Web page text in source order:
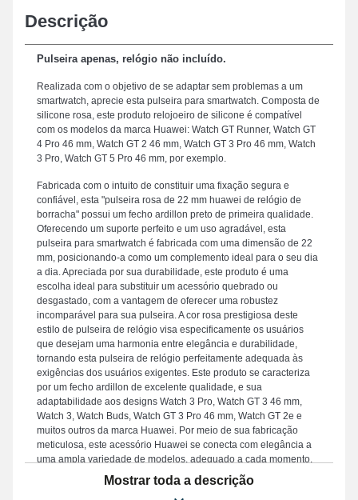
Descrição
Pulseira apenas, relógio não incluído.
Realizada com o objetivo de se adaptar sem problemas a um
smartwatch, aprecie esta pulseira para smartwatch. Composta de
silicone rosa, este produto relojoeiro de silicone é compatível
com os modelos da marca Huawei: Watch GT Runner, Watch GT
4 Pro 46 mm, Watch GT 2 46 mm, Watch GT 3 Pro 46 mm, Watch
3 Pro, Watch GT 5 Pro 46 mm, por exemplo.
Fabricada com o intuito de constituir uma fixação segura e
confiável, esta "pulseira rosa de 22 mm huawei de relógio de
borracha" possui um fecho ardillon preto de primeira qualidade.
Oferecendo um suporte perfeito e um uso agradável, esta
pulseira para smartwatch é fabricada com uma dimensão de 22
mm, posicionando-a como um complemento ideal para o seu dia
a dia. Apreciada por sua durabilidade, este produto é uma
escolha ideal para substituir um acessório quebrado ou
desgastado, com a vantagem de oferecer uma robustez
incomparável para sua pulseira. A cor rosa prestigiosa deste
estilo de pulseira de relógio visa especificamente os usuários
que desejam uma harmonia entre elegância e durabilidade,
tornando esta pulseira de relógio perfeitamente adequada às
exigências dos usuários exigentes. Este produto se caracteriza
por um fecho ardillon de excelente qualidade, e sua
adaptabilidade aos designs Watch 3 Pro, Watch GT 3 46 mm,
Watch 3, Watch Buds, Watch GT 3 Pro 46 mm, Watch GT 2e e
muitos outros da marca Huawei. Por meio de sua fabricação
meticulosa, este acessório Huawei se conecta com elegância a
uma ampla variedade de modelos, adequado a cada momento.
Mostrar toda a descrição